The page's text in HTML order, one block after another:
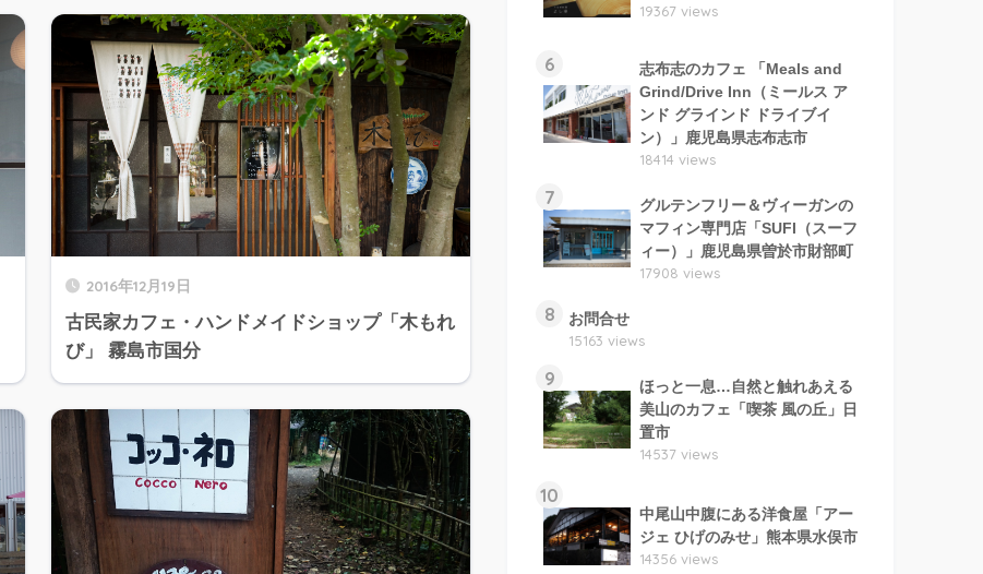
2016年12月19日
古民家カフェ・ハンドメイドショップ「木もれ
び」 霧島市国分
19367 views
6
志布志のカフェ 「Meals and
Grind/Drive Inn（ミールス ア
ンド グラインド ドライブイ
ン）」鹿児島県志布志市
18414 views
7
グルテンフリー＆ヴィーガンの
マフィン専門店「SUFI（スーフ
ィー）」鹿児島県曽於市財部町
17908 views
8
お問合せ
15163 views
9
ほっと一息…自然と触れあえる
美山のカフェ「喫茶 風の丘」日
置市
14537 views
10
中尾山中腹にある洋食屋「アー
ジェ ひげのみせ」熊本県水俣市
14356 views